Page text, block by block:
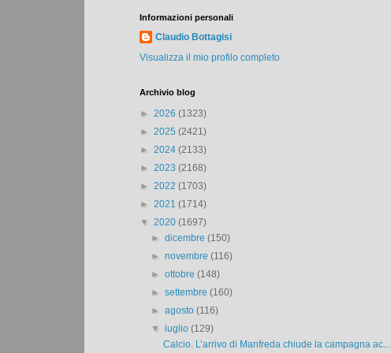
Informazioni personali
Claudio Bottagisi
Visualizza il mio profilo completo
Archivio blog
► 2026 (1323)
► 2025 (2421)
► 2024 (2133)
► 2023 (2168)
► 2022 (1703)
► 2021 (1714)
▼ 2020 (1697)
►dicembre(150)
►novembre(116)
►ottobre(148)
►settembre(160)
►agosto(116)
▼
luglio(129)
Calcio. L’arrivo di Manfreda chiude la campagna ac...